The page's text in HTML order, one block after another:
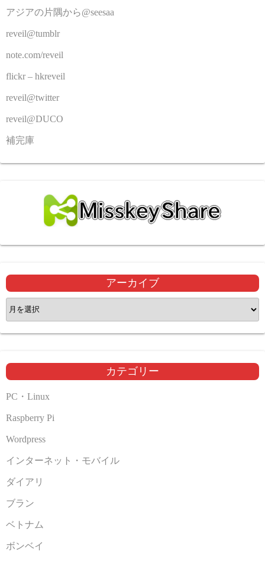
アジアの片隅から@seesaa
reveil@tumblr
note.com/reveil
flickr – hkreveil
reveil@twitter
reveil@DUCO
補完庫
アーカイブ
ア
ー
カ
ブ
カテゴリー
PC・Linux
Raspberry Pi
Wordpress
インターネット・モバイル
ダイアリ
ブラン
ベトナム
ボンベイ